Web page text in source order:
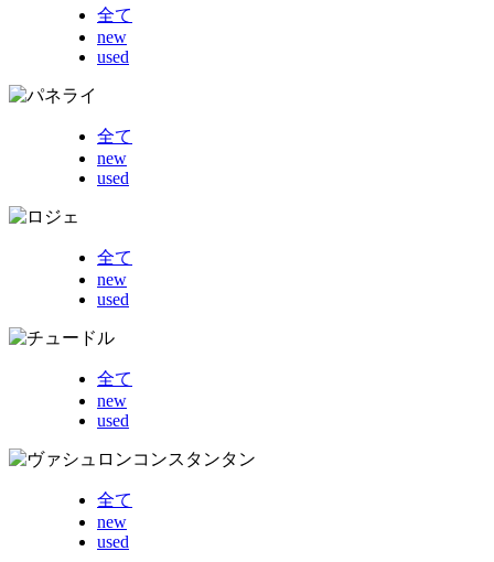
全て
new
used
全て
new
used
全て
new
used
全て
new
used
全て
new
used